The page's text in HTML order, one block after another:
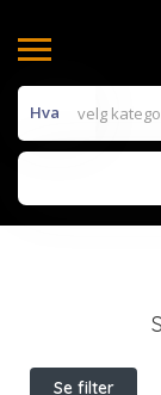
Hva
Se filter